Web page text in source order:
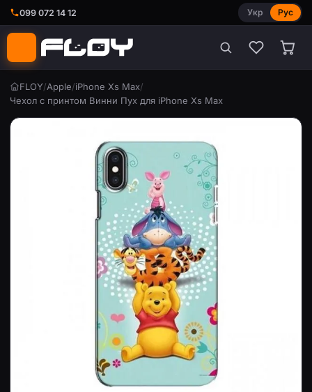
099 072 14 12 Укр Рус
FLOY/Apple/iPhone Xs Max/
Чехол с принтом Винни Пух для iPhone Xs Max